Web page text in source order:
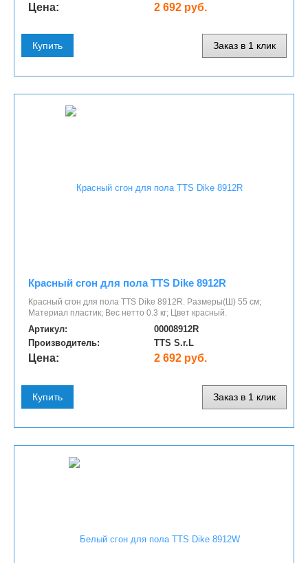
Цена: 2 692 руб.
Купить Заказ в 1 клик
Красный сгон для пола TTS Dike 8912R
Красный сгон для пола TTS Dike 8912R. Размеры(Ш) 55 см;
Материал пластик; Вес нетто 0.3 кг; Цвет красный.
Артикул:
00008912R
Производитель:
TTS S.r.L
Цена: 2 692 руб.
Купить Заказ в 1 клик